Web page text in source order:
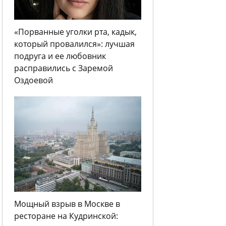
«Порванные уголки рта, кадык,
который провалился»: лучшая
подруга и ее любовник
расправились с Заремой
Оздоевой
Мощный взрыв в Москве в
ресторане на Кудринской: